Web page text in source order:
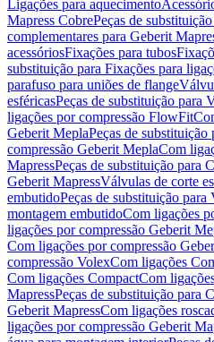
Ligações para aquecimento
Mapress CobrePeças de
complementares para Geberit
acessóriosFixações para tubos
substituição para Fixações para
parafuso para uniões de flange
esféricasPeças de substituição para
ligações por compressão FlowFit
Geberit MeplaPeças de
compressão Geberit MeplaCom
MapressPeças de substituição para
Geberit MapressVálvulas de corte
embutidoPeças de substituição
montagem embutidoCom ligações
ligações por compressão Geberit
Com ligações por compressão
compressão VolexCom ligações
Com ligações CompactCom
MapressPeças de substituição para
Geberit MapressCom ligações
ligações por compressão Geberit